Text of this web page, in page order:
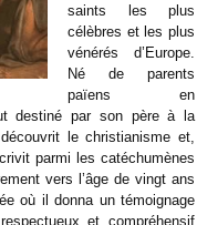
saints les plus
célèbres et les plus
vénérés d’Europe.
Né de parents
païens en
destiné par son père à la
le christianisme et,
parmi les catéchumènes
vers l’âge de vingt ans
où il donna un témoignage
et compréhensif